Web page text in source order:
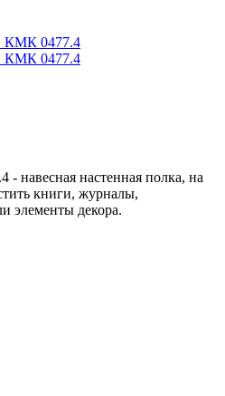
КМК 0477.4
КМК 0477.4
навесная настенная полка, на
книги, журналы,
элементы декора.